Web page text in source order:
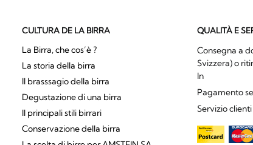
CULTURA DE LA BIRRA
La Birra, che cos’è ?
La storia della birra
Il brasssagio della birra
Degustazione di una birra
Il principali stili birrari
Conservazione della birra
QUALITÀ E
Consegna a
Svizzera) o
In
Pagamento
Servizio